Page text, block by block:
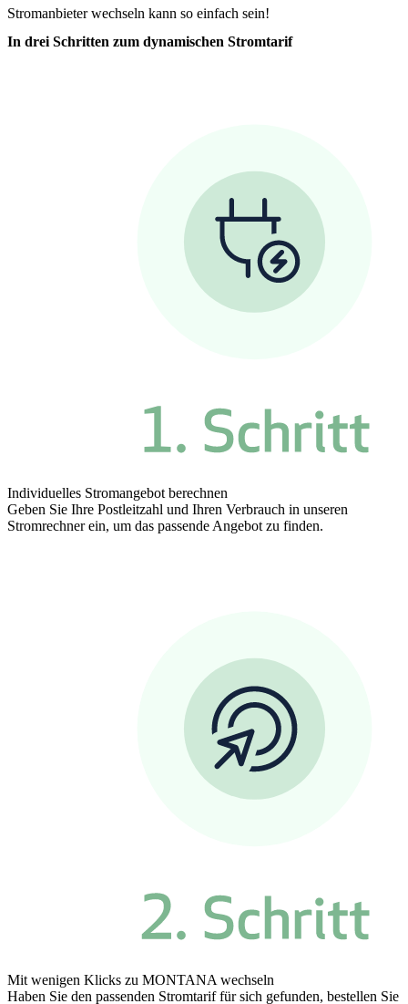
Stromanbieter wechseln kann so einfach sein!
In drei Schritten zum dynamischen Stromtarif
Individuelles Stromangebot berechnen
Geben Sie Ihre Postleitzahl und Ihren Verbrauch in unseren
Stromrechner ein, um das passende Angebot zu finden.
Mit wenigen Klicks zu MONTANA wechseln
Haben Sie den passenden Stromtarif für sich gefunden, bestellen Sie